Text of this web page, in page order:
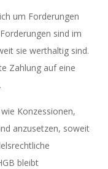
um Forderungen
sind im
sie werthaltig sind.
Zahlung auf eine
Konzessionen,
anzusetzen, soweit
bleibt